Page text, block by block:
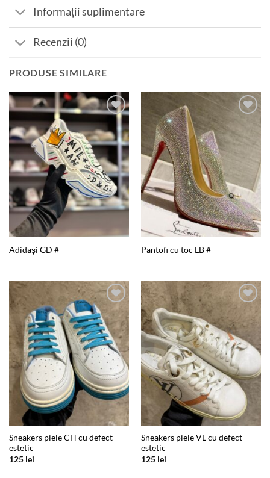
Informații suplimentare
Recenzii (0)
PRODUSE SIMILARE
Add to
wishlist
Adidași GD #
wishlist
Pantofi cu toc LB #
Add to
wishlist
Sneakers piele CH cu defect
estetic
125 lei
wishlist
Sneakers piele VL cu defect
estetic
125 lei